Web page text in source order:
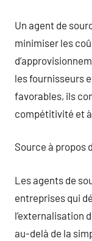
Un agent de
minimiser les
les fournisseurs
favorables, ils
compétitivité et
Source à propos
Les agents de
entreprises qui
l’externalisation
au-delà de la